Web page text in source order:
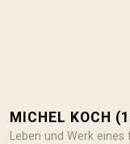
MICHEL KOCH
Leben und Werk